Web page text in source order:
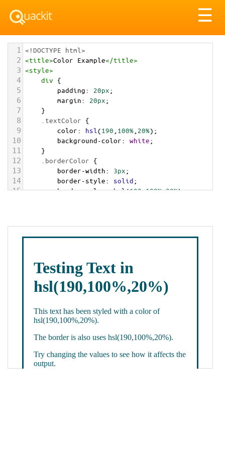
☰
1 <!DOCTYPE html>
2 <title>Color Example</title>
3 <style>
4 div {
5 padding: 20px;
6 margin: 20px;
7 }
8 .textColor {
9 color: hsl (190 100% 20%);
10 background-color: white;
11 }
12 .borderColor {
13 border-width: 3px;
14 border-style: solid;
15 border-color: hsl(190,100%,20%);
}
background linear-gradient
white, hsl(190, 100%,20% ));
color: white;
}